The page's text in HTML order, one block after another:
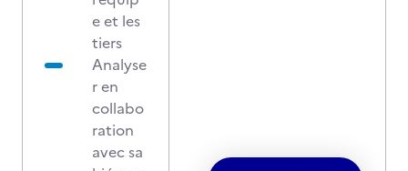
e et les
tiers
Analyse
r en
collabo
ration
avec sa